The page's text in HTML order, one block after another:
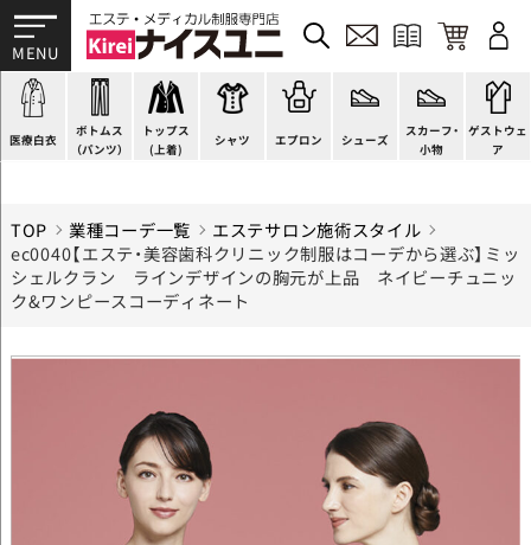
医療白衣
ドクタージャケット
医療用ジャケット
ケーシージャケット
ボトムス
（パンツ）
スクラブパンツ
スカート
キュロット
トップス
(上着)
ワンピース
スーツジャケット
カーディガン
シャツ
ブラウス
ポロシャツ
Tシャツ
エプロン
腰下エプロン
ラップエプロン
エプロンドレス
シューズ
サンダル
ナースシューズ
パンプス
スカーフ・
小物
すべて
スカーフ・リボン
バッグ
ゲストウェ
ア
施術衣
マタニティユニフォーム
衛生アイテム
TOP 業種コーデ一覧
エステサロン施術スタイル
ec0040【エステ・美容歯科クリニック制服はコーデから選ぶ】ミッ
シェルクラン ラインデザインの胸元が上品 ネイビーチュニッ
ク&ワンピースコーディネート